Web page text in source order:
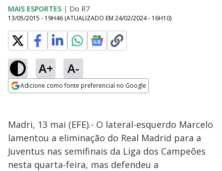
MAIS ESPORTES | Do R7
13/05/2015 - 19H46 (ATUALIZADO EM 24/02/2024 - 16H10)
A+ A-
Adicione como fonte preferencial no Google
Madri, 13 mai (EFE).- O lateral-esquerdo Marcelo
lamentou a eliminação do Real Madrid para a
Juventus nas semifinais da Liga dos Campeões
nesta quarta-feira, mas defendeu a